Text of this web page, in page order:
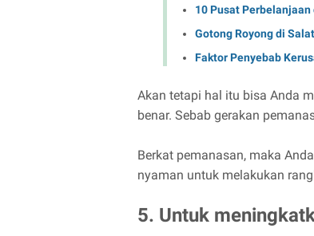
10 Pusat
Gotong Royong di
Faktor Penyebab
Akan tetapi hal itu bisa Anda
benar. Sebab gerakan
Berkat pemanasan, maka
nyaman untuk melakukan
5. Untuk